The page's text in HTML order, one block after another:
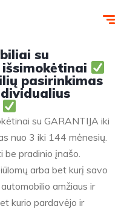
su
pasirinkimas
su GARANTIJA iki
nuo 3 iki 144 mėnesių.
be pradinio įnašo.
arba bet kurį savo
automobilio amžiaus ir
kurio pardavėjo ir